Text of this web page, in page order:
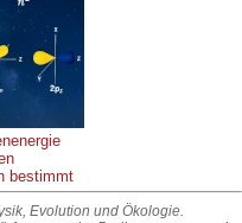
bestimmt
Evolution und Ökologie.